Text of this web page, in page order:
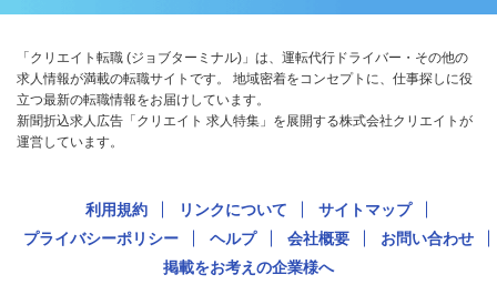
「クリエイト転職 (ジョブターミナル)」は、運転代行ドライバー・その他の
求人情報が満載の転職サイトです。 地域密着をコンセプトに、仕事探しに役
立つ最新の転職情報をお届けしています。
新聞折込求人広告「クリエイト 求人特集」を展開する株式会社クリエイトが
運営しています。
利用規約 リンクについて
サイトマップ
プライバシーポリシー
ヘルプ 会社概要
お問い合わせ
掲載をお考えの企業様へ